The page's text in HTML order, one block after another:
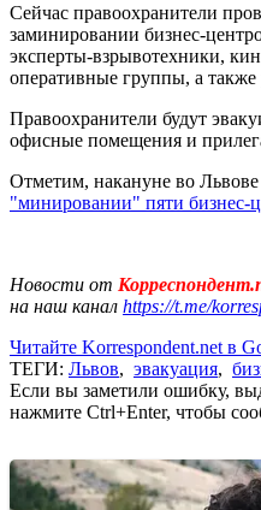
Сейчас правоохранители
заминировании бизнес-
эксперты-взрывотехники,
оперативные группы, а
Правоохранители будут
офисные помещения и
Отметим, накануне во
"минировании" пяти бизнес-
Новости от
на наш канал https://t.me/
Читайте Korrespondent.net в
ТЕГИ: Львов, эвакуация,
Если вы заметили ошибку,
нажмите Ctrl+Enter, чтобы